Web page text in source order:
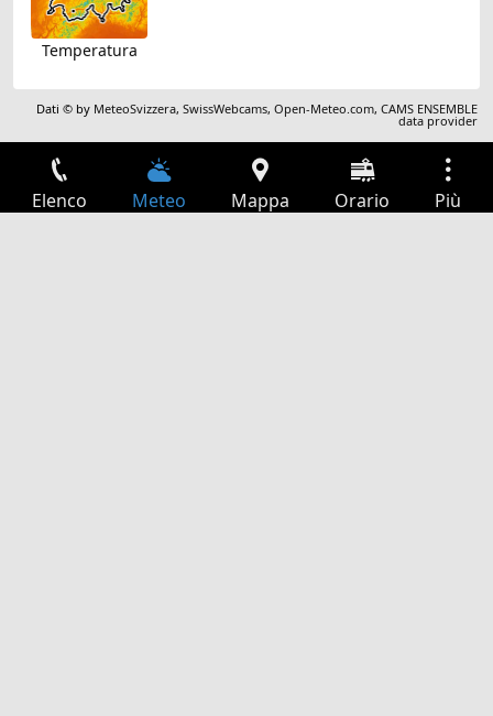
Temperatura
Dati © by MeteoSvizzera,SwissWebcams,Open-Meteo.com,CAMS ENSEMBLE
data provider
Elenco Meteo Mappa Orario Più